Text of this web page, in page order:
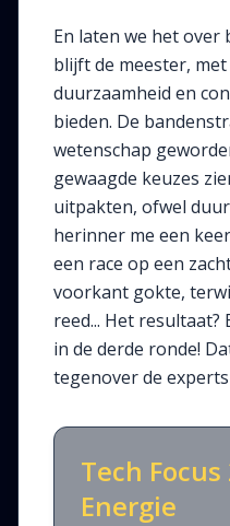
En laten we het over
blijft de meester,
duurzaamheid en
bieden. De
wetenschap
gewaagde keuzes
uitpakten, ofwel
herinner me een
een race op een
voorkant gokte,
reed... Het resultaat?
in de derde ronde!
tegenover de
Tech
Energie